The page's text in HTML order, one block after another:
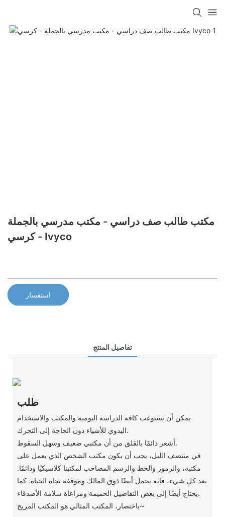
مكتب طالب صف دراسي - مكتب مدرسي بالجملة
- كرسي Ivyco
استفسار
تفاصيل المنتج
طلب
يمكن أن تستوعب كافة الدراسة اليومية والمكتب والاستخدام
اليدوي للأشياء دون الحاجة إلى التحرك.
أشعر دائمًا بالقلق من أن مكتبي ضعيف وسهل السقوط.
في منتصف الليل، يجب أن يكون مكتب الشخص الذي يعمل على
مكتبه، والرموز والخط والرسم المصاحب لمكتبنا كلاسيكيًا ودائمًا.
بعد كل شيء، فإنه يحمل أيضًا ذوق المالك وموقفه تجاه الحياة. كما
يحتاج أيضًا إلى بعض التفاصيل الحميمة ومراعاة سلامة الأصدقاء.
باختصار، المكتب المثالي هو المكتب المريح~